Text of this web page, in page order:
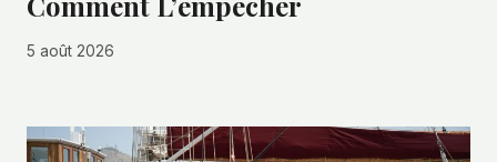
5 août 2026